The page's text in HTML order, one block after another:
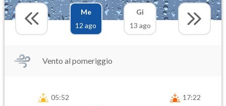
Me
12 ago
Gi
13 ago
Vento al pomeriggio
05:52 17:22